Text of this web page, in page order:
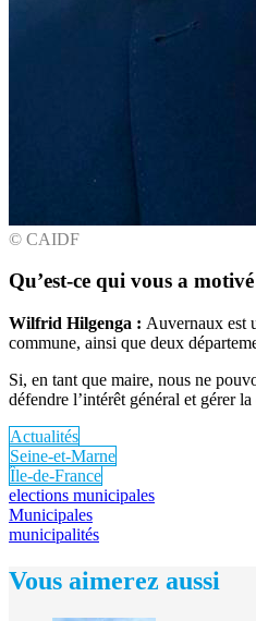
© CAIDF
Qu’est-ce qui vous a
Wilfrid Hilgenga : Auvernaux est
commune, ainsi que deux
Si, en tant que maire, nous ne
défendre l’intérêt général et gérer
Actualités
Seine-et-Marne
Île-de-France
elections municipales
Municipales
municipalités
Vous aimerez aussi